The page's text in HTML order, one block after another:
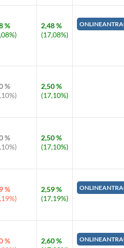
%
2,48 %
(17,08%)
%
2,50 %
(17,10%)
%
2,50 %
(17,10%)
%
2,59 %
(17,19%)
%
2,60 %